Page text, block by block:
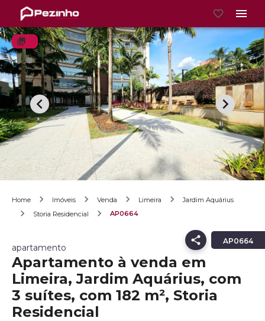
Home Imóveis Venda Limeira
Jardim Aquárius
Storia Residencial
AP0664
AP0664
apartamento
Apartamento à venda em
Limeira, Jardim Aquárius, com
3 suítes, com 182 m², Storia
Residencial